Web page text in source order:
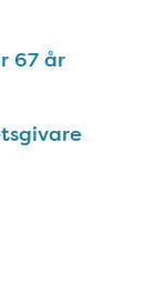
67 år